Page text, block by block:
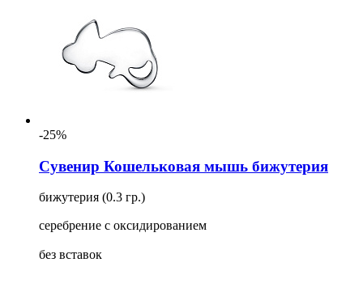
-25%
Сувенир Кошельковая мышь бижутерия
бижутерия (0.3 гр.)
серебрение с оксидированием
без вставок